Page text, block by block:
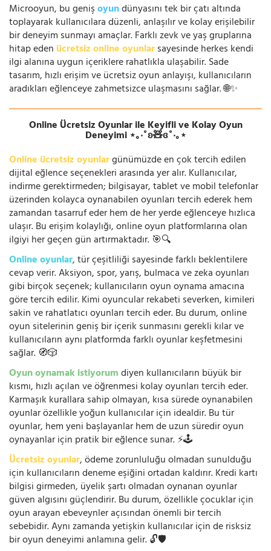
Microoyun, bu genişoyundünyasını tek bir çatı altında
toplayarak kullanıcılara düzenli, anlaşılır ve kolay erişilebilir
bir deneyim sunmayı amaçlar. Farklı zevk ve yaş gruplarına
hitap eden ücretsiz online oyunlarsayesinde herkes kendi
ilgi alanına uygun içeriklere rahatlıkla ulaşabilir. Sade
tasarım, hızlı erişim ve ücretsiz oyun anlayışı, kullanıcıların
aradıkları eğlenceye zahmetsizce ulaşmasını sağlar. 🌐✨
Online Ücretsiz Oyunlar ile Keyifli ve Kolay Oyun
Deneyimi ⋆｡‧˚ʚ🧸ɞ˚‧｡⋆
Online ücretsiz oyunlargünümüzde en çok tercih edilen
dijital eğlence seçenekleri arasında yer alır. Kullanıcılar,
indirme gerektirmeden; bilgisayar, tablet ve mobil telefonlar
üzerinden kolayca oynanabilen oyunları tercih ederek hem
zamandan tasarruf eder hem de her yerde eğlenceye hızlıca
ulaşır. Bu erişim kolaylığı, online oyun platformlarına olan
ilgiyi her geçen gün artırmaktadır. 🎯🔍
Online oyunlar, tür çeşitliliği sayesinde farklı beklentilere
cevap verir. Aksiyon, spor, yarış, bulmaca ve zeka oyunları
gibi birçok seçenek; kullanıcıların oyun oynama amacına
göre tercih edilir. Kimi oyuncular rekabeti severken, kimileri
sakin ve rahatlatıcı oyunları tercih eder. Bu durum, online
oyun sitelerinin geniş bir içerik sunmasını gerekli kılar ve
kullanıcıların aynı platformda farklı oyunlar keşfetmesini
sağlar. 🧭🎲
Oyun oynamak istiyorumdiyen kullanıcıların büyük bir
kısmı, hızlı açılan ve öğrenmesi kolay oyunları tercih eder.
Karmaşık kurallara sahip olmayan, kısa sürede oynanabilen
oyunlar özellikle yoğun kullanıcılar için idealdir. Bu tür
oyunlar, hem yeni başlayanlar hem de uzun süredir oyun
oynayanlar için pratik bir eğlence sunar. ⚡🕹️
Ücretsiz oyunlar, ödeme zorunluluğu olmadan sunulduğu
için kullanıcıların deneme eşiğini ortadan kaldırır. Kredi kartı
bilgisi girmeden, üyelik şartı olmadan oynanan oyunlar
güven algısını güçlendirir. Bu durum, özellikle çocuklar için
oyun arayan ebeveynler açısından önemli bir tercih
sebebidir. Aynı zamanda yetişkin kullanıcılar için de risksiz
bir oyun deneyimi anlamına gelir. 🔓🛡️